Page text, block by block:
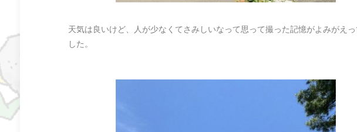
天気は良いけど、人が少なくてさみしいなって思って撮った記憶がよみがえ
した。